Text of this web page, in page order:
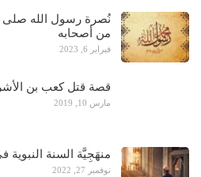
نُصرة رسول الله صلى
من أصحابه
فبراير 6, 2023
قصة قتل كعب بن
مارس 10, 2019
منهَجِيَّة السنة النبوية
نوفمبر 27, 2022